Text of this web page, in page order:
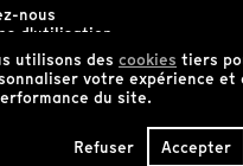
utilisons des cookies tiers
votre expérience et
du site.
Refuser Accepter
nous
d'utilisation
sociaux